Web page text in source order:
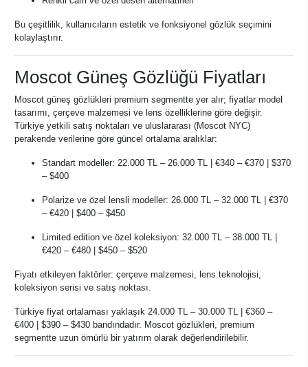
Bu çeşitlilik, kullanıcıların estetik ve fonksiyonel gözlük seçimini
kolaylaştırır.
Moscot Güneş Gözlüğü Fiyatları
Moscot güneş gözlükleri premium segmentte yer alır; fiyatlar model
tasarımı, çerçeve malzemesi ve lens özelliklerine göre değişir.
Türkiye yetkili satış noktaları ve uluslararası (Moscot NYC)
perakende verilerine göre güncel ortalama aralıklar:
Standart modeller: 22.000 TL – 26.000 TL | €340 – €370 | $370
– $400
Polarize ve özel lensli modeller: 26.000 TL – 32.000 TL | €370
– €420 | $400 – $450
Limited edition ve özel koleksiyon: 32.000 TL – 38.000 TL |
€420 – €480 | $450 – $520
Fiyatı etkileyen faktörler: çerçeve malzemesi, lens teknolojisi,
koleksiyon serisi ve satış noktası.
Türkiye fiyat ortalaması yaklaşık 24.000 TL – 30.000 TL | €360 –
€400 | $390 – $430 bandındadır. Moscot gözlükleri, premium
segmentte uzun ömürlü bir yatırım olarak değerlendirilebilir.